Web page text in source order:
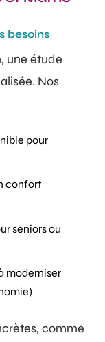
besoins
une étude
Nos
pour
confort
seniors ou
moderniser
comme